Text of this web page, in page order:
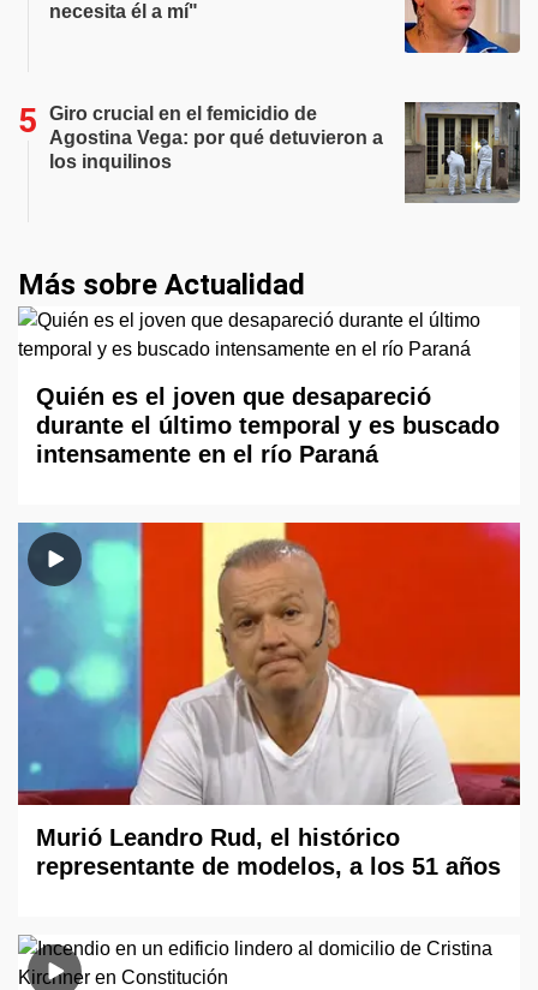
necesita él a mí"
Giro crucial en el femicidio de
Agostina Vega: por qué detuvieron a
los inquilinos
Más sobre Actualidad
Quién es el joven que desapareció
durante el último temporal y es buscado
intensamente en el río Paraná
Murió Leandro Rud, el histórico
representante de modelos, a los 51 años